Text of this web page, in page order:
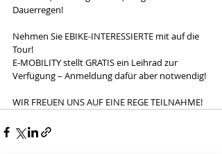
Dauerregen!
Nehmen Sie EBIKE-INTERESSIERTE mit auf die
Tour!
E-MOBILITY stellt GRATIS ein Leihrad zur
Verfügung – Anmeldung dafür aber notwendig!
WIR FREUEN UNS AUF EINE REGE TEILNAHME!